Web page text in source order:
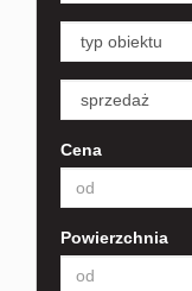
Cena
Powierzchnia